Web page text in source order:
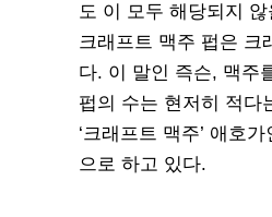
도 이 모두 해당되지
크래프트 맥주 펍은 크
다. 이 말인 즉슨, 맥주
펍의 수는 현저히 적다
‘크래프트 맥주’ 애호
으로 하고 있다.